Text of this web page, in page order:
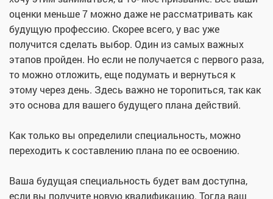
оценки меньше 7 можно даже не рассматривать как
будущую профессию. Скорее всего, у вас уже
получится сделать выбор. Один из самых важных
этапов пройден. Но если не получается с первого раза,
то можно отложить, еще подумать и вернуться к
этому через день. Здесь важно не торопиться, так как
это основа для вашего будущего плана действий.
Как только вы определили специальность, можно
переходить к составлению плана по ее освоению.
Ваша будущая специальность будет вам доступна,
если вы получите новую квалификацию. Тогда ваш